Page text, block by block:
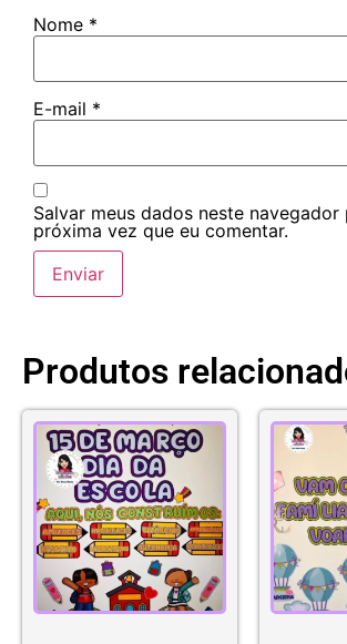
Nome *
E-mail *
Salvar meus dados neste navegador
próxima vez que eu comentar.
Produtos